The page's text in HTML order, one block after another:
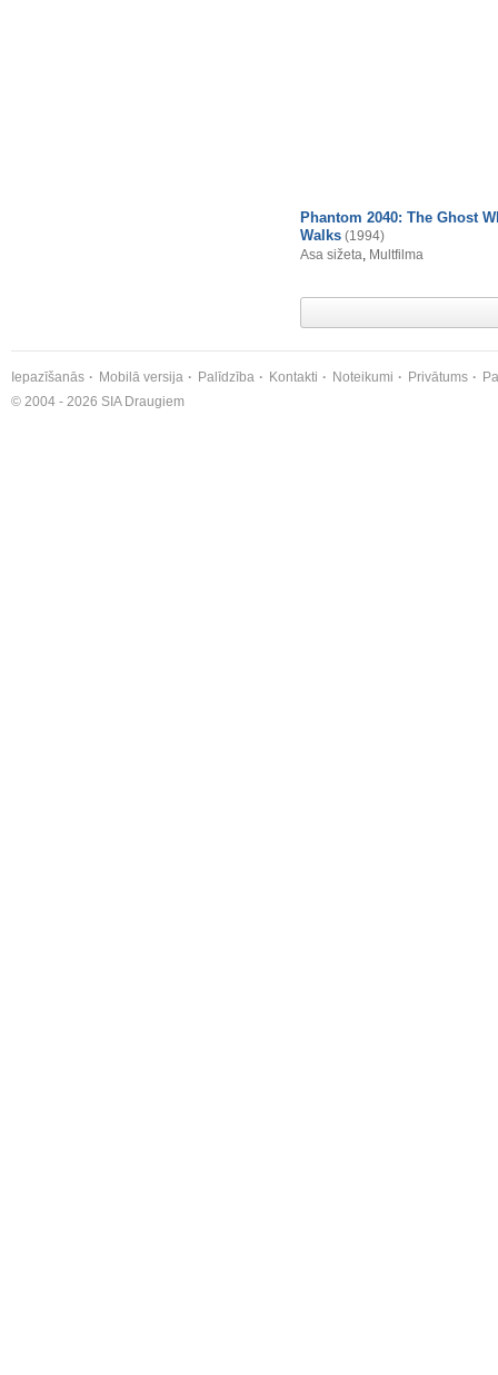
Phantom 2040: The Ghost
Walks (1994)
Asa sižeta, Multfilma
Iepazīšanās Mobilā versija Palīdzība Kontakti Noteikumi Privātums
© 2004 - 2026 SIA Draugiem